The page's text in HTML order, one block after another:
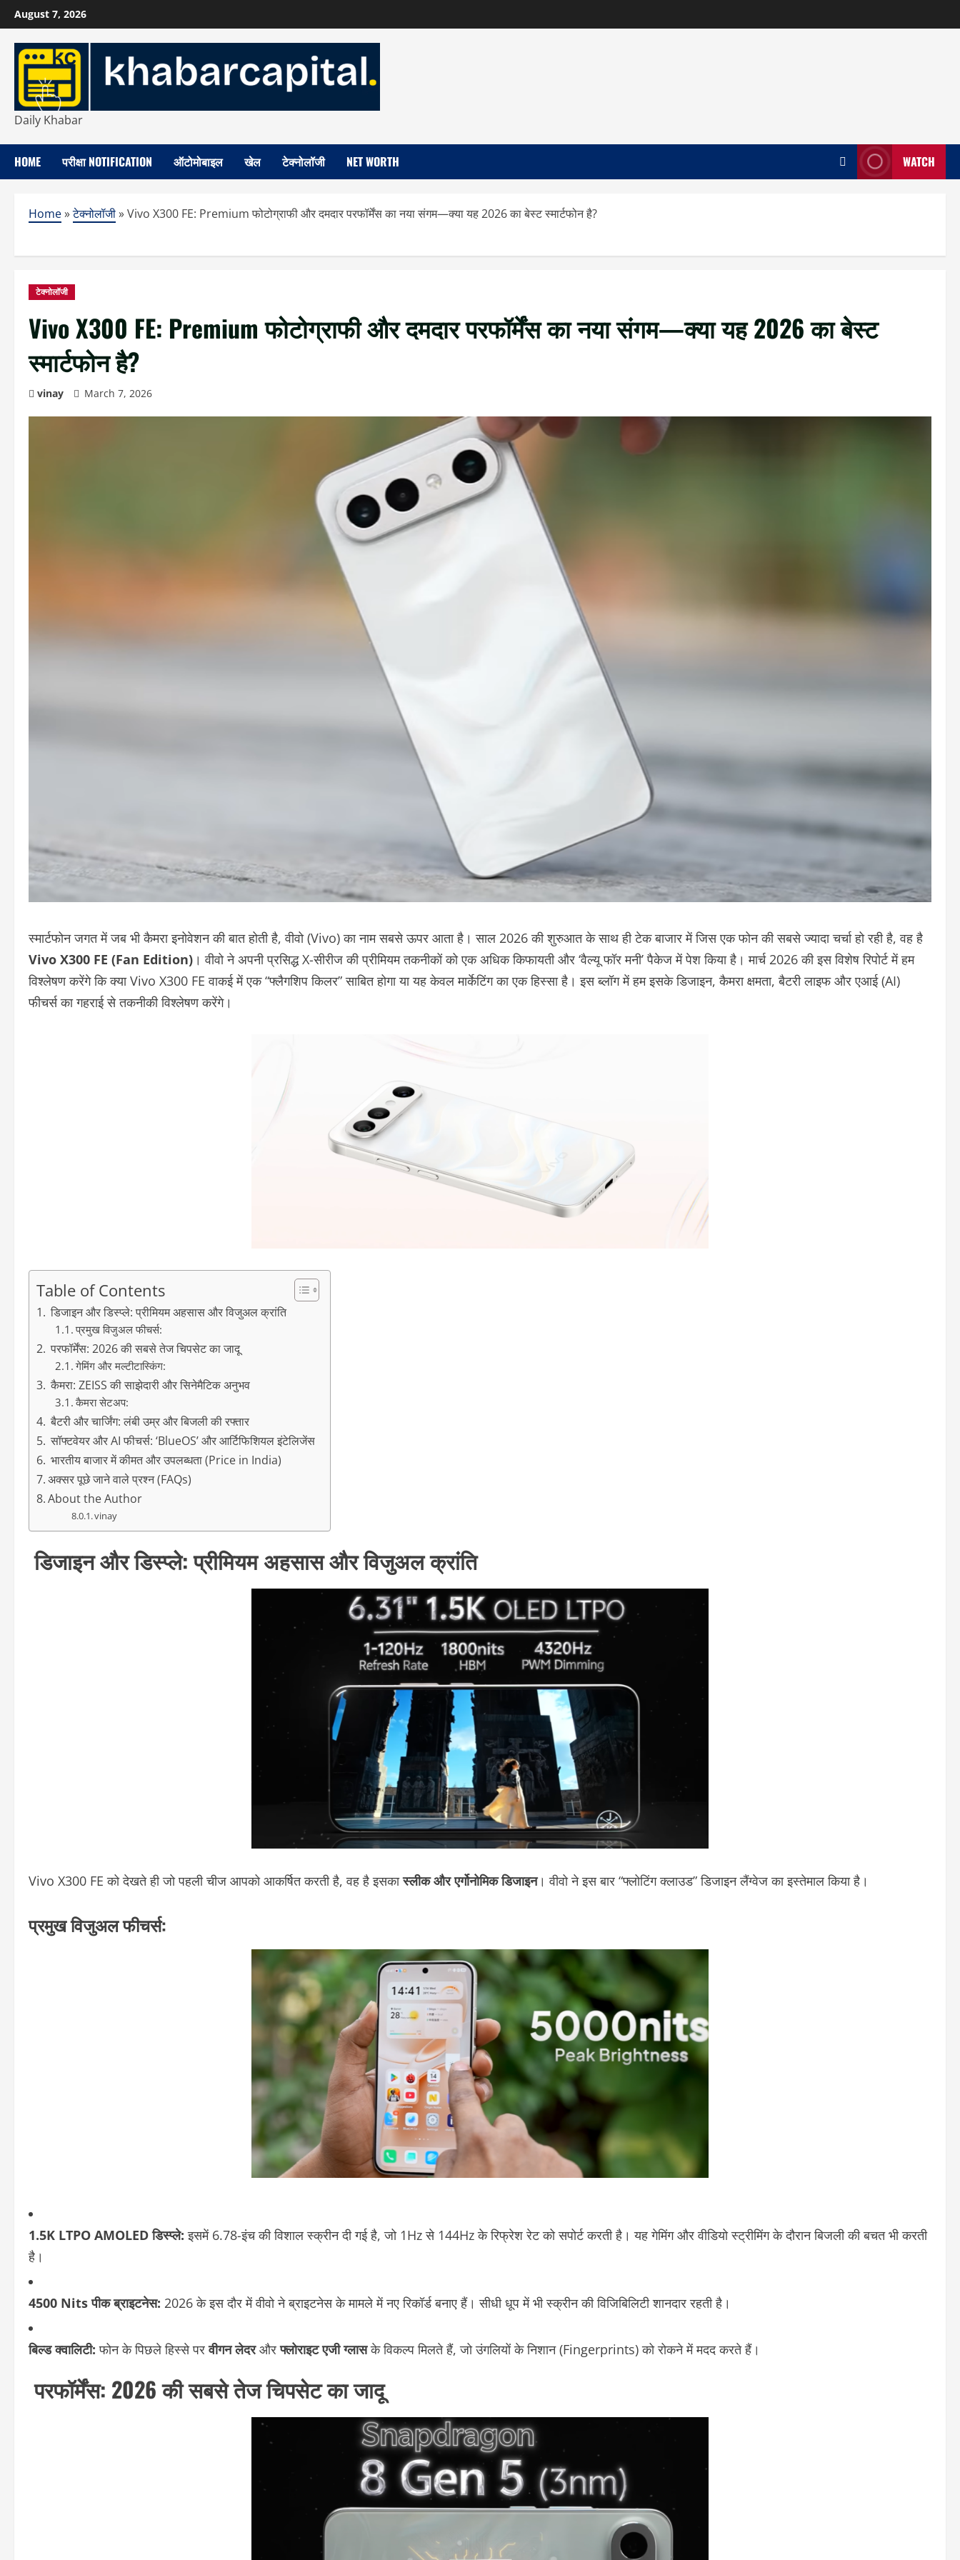
Skip
to
content
August 7, 2026
Daily Khabar
HOME परीक्षा NOTIFICATION ऑटोमोबाइल खेल टेक्नोलॉजी NET WORTH WATCH
Home»टेक्नोलॉजी»Vivo X300 FE: Premium फोटोग्राफी और दमदार परफॉर्मेंस का नया संगम—क्या यह 2026 का बेस्ट स्मार्टफोन है?
टेक्नोलॉजी
Vivo X300 FE: Premium फोटोग्राफी और दमदार परफॉर्मेंस का नया संगम—क्या यह 2026 का बेस्ट
स्मार्टफोन है?
vinay March 7, 2026
स्मार्टफोन जगत में जब भी कैमरा इनोवेशन की बात होती है, वीवो (Vivo) का नाम सबसे ऊपर आता है। साल 2026 की शुरुआत के साथ ही टेक बाजार में जिस एक फोन की सबसे ज्यादा चर्चा हो रही है, वह है
Vivo X300 FE (Fan Edition) । वीवो ने अपनी प्रसिद्ध X-सीरीज की प्रीमियम तकनीकों को एक अधिक किफायती और ‘वैल्यू फॉर मनी’ पैकेज में पेश किया है। मार्च 2026 की इस विशेष रिपोर्ट में हम
विश्लेषण करेंगे कि क्या Vivo X300 FE वाकई में एक “फ्लैगशिप किलर” साबित होगा या यह केवल मार्केटिंग का एक हिस्सा है। इस ब्लॉग में हम इसके डिजाइन, कैमरा क्षमता, बैटरी लाइफ और एआई (AI)
फीचर्स का गहराई से तकनीकी विश्लेषण करेंगे।
Table of Contents
डिजाइन और डिस्प्ले: प्रीमियम अहसास और विजुअल क्रांति
प्रमुख विजुअल फीचर्स:
परफॉर्मेंस: 2026 की सबसे तेज चिपसेट का जादू
गेमिंग और मल्टीटास्किंग:
कैमरा: ZEISS की साझेदारी और सिनेमैटिक अनुभव
कैमरा सेटअप:
बैटरी और चार्जिंग: लंबी उम्र और बिजली की रफ्तार
सॉफ्टवेयर और AI फीचर्स: ‘BlueOS’ और आर्टिफिशियल इंटेलिजेंस
भारतीय बाजार में कीमत और उपलब्धता (Price in India)
अक्सर पूछे जाने वाले प्रश्न (FAQs)
About the Author
vinay
डिजाइन और डिस्प्ले: प्रीमियम अहसास और विजुअल क्रांति
Vivo X300 FE को देखते ही जो पहली चीज आपको आकर्षित करती है, वह है इसकास्लीक और एर्गोनोमिक डिजाइन। वीवो ने इस बार “फ्लोटिंग क्लाउड” डिजाइन लैंग्वेज का इस्तेमाल किया है।
प्रमुख विजुअल फीचर्स:
1.5K LTPO AMOLED डिस्प्ले: इसमें 6.78-इंच की विशाल स्क्रीन दी गई है, जो 1Hz से 144Hz के रिफ्रेश रेट को सपोर्ट करती है। यह गेमिंग और वीडियो स्ट्रीमिंग के दौरान बिजली की बचत भी करती
है।
4500 Nits पीक ब्राइटनेस: 2026 के इस दौर में वीवो ने ब्राइटनेस के मामले में नए रिकॉर्ड बनाए हैं। सीधी धूप में भी स्क्रीन की विजिबिलिटी शानदार रहती है।
बिल्ड क्वालिटी: फोन के पिछले हिस्से परवीगन लेदरऔरफ्लोराइट एजी ग्लासके विकल्प मिलते हैं, जो उंगलियों के निशान (Fingerprints) को रोकने में मदद करते हैं।
परफॉर्मेंस: 2026 की सबसे तेज चिपसेट का जादू